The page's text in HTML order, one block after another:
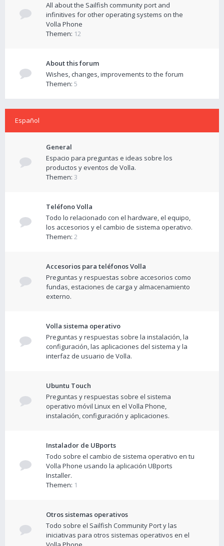
All about the Sailfish community port and
infinitives for other operating systems on the
Volla Phone
Themen: 12
About this forum
Wishes, changes, improvements to the forum
Themen: 5
Español
General
Espacio para preguntas e ideas sobre los
productos y eventos de Volla.
Themen: 3
Teléfono Volla
Todo lo relacionado con el hardware, el equipo,
los accesorios y el cambio de sistema operativo.
Themen: 2
Accesorios para teléfonos Volla
Preguntas y respuestas sobre accesorios como
fundas, estaciones de carga y almacenamiento
externo.
Volla sistema operativo
Preguntas y respuestas sobre la instalación, la
configuración, las aplicaciones del sistema y la
interfaz de usuario de Volla.
Ubuntu Touch
Preguntas y respuestas sobre el sistema
operativo móvil Linux en el Volla Phone,
instalación, configuración y aplicaciones.
Instalador de UBports
Todo sobre el cambio de sistema operativo en tu
Volla Phone usando la aplicación UBports
Installer.
Themen: 1
Otros sistemas operativos
Todo sobre el Sailfish Community Port y las
iniciativas para otros sistemas operativos en el